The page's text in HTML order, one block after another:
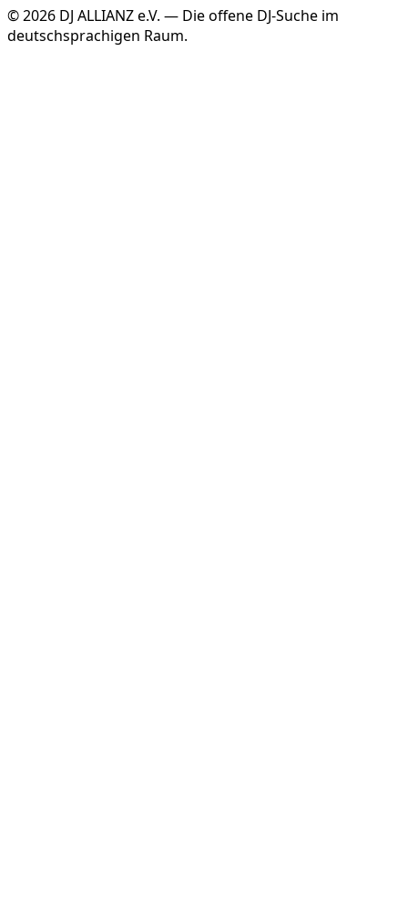
©2026 DJ ALLIANZ e.V. — Die offene DJ-Suche im
deutschsprachigen Raum.